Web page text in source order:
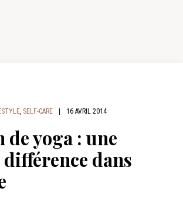
, SELF-CARE 16 AVRIL 2014
de yoga : une
dans